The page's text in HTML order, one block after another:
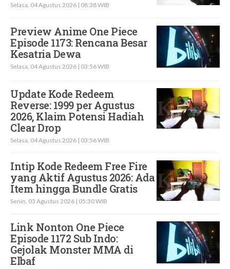
Selasa, 04 Agustus 2026 | 08:38 WIB
Preview Anime One Piece
Episode 1173: Rencana Besar
Kesatria Dewa
Selasa, 04 Agustus 2026 | 03:56 WIB
Update Kode Redeem
Reverse: 1999 per Agustus
2026, Klaim Potensi Hadiah
Clear Drop
Selasa, 04 Agustus 2026 | 03:56 WIB
Intip Kode Redeem Free Fire
yang Aktif Agustus 2026: Ada
Item hingga Bundle Gratis
Senin, 03 Agustus 2026 | 05:30 WIB
Link Nonton One Piece
Episode 1172 Sub Indo:
Gejolak Monster MMA di
Elbaf